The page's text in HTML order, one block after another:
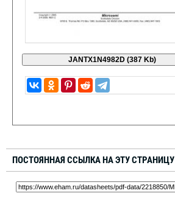
ПОСТОЯННАЯ ССЫЛКА НА ЭТУ СТРАНИЦУ